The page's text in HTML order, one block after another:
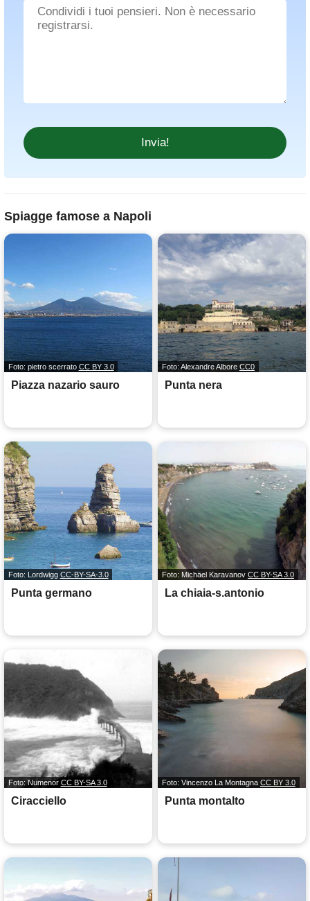
Spiagge famose a Napoli
Foto: pietro scerrato CC BY 3.0
Piazza nazario sauro
Foto: Alexandre Albore CC0
Punta nera
Foto: Lordwigg CC-BY-SA-3.0
Punta germano
Foto: Michael Karavanov CC BY-SA 3.0
La chiaia-s.antonio
Foto: Numenor CC BY-SA 3.0
Ciracciello
Foto: Vincenzo La Montagna CC BY 3.0
Punta montalto